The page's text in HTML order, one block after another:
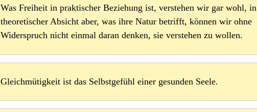
Was Freiheit in praktischer Beziehung ist, verstehen wir gar wohl, in
theoretischer Absicht aber, was ihre Natur betrifft, können wir ohne
Widerspruch nicht einmal daran denken, sie verstehen zu wollen.
Gleichmütigkeit ist das Selbstgefühl einer gesunden Seele.